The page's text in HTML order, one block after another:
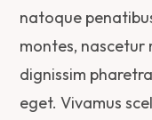
natoque
montes, nascetur
dignissim
eget. Vivamus